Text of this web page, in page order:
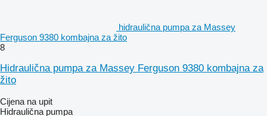
hidraulična pumpa za Massey
Ferguson 9380 kombajna za žito
8
Hidraulična pumpa za Massey Ferguson 9380 kombajna za
žito
Cijena na upit
Hidraulična pumpa